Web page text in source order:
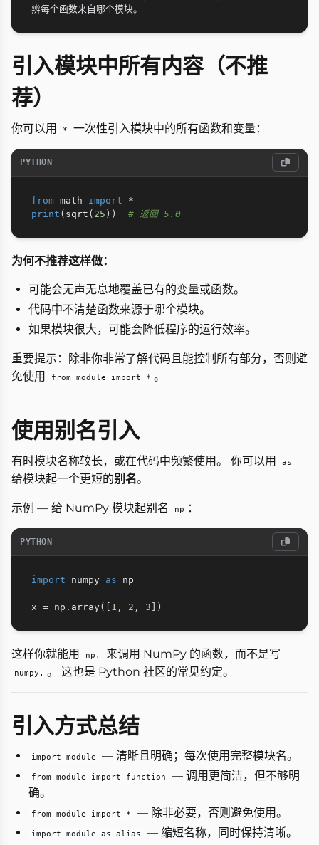
引入模块中所有内容（不推
荐）
你可以用 * 一次性引入模块中的所有函数和变量：
PYTHON
from math import
*
print ( sqrt ( 25 ) ) # 返回 5.0
为何不推荐这样做：
可能会无声无息地覆盖已有的变量或函数。
代码中不清楚函数来源于哪个模块。
如果模块很大，可能会降低程序的运行效率。
重要提示：除非你非常了解代码且能控制所有部分，否则避
免使用
from module import * 。
使用别名引入
有时模块名称较长，或在代码中频繁使用。 你可以用 as
给模块起一个更短的别名。
示例 — 给 NumPy 模块起别名 np ：
PYTHON
import numpy as np
x = np . array( 1 , 2 , 3 )
这样你就能用 np. 来调用 NumPy 的函数，而不是写
numpy. 。 这也是 Python 社区的常见约定。
引入方式总结
import module — 清晰且明确；每次使用完整模块名。
from module import function
— 调用更简洁，但不够明
确。
from module import * — 除非必要，否则避免使用。
import module as alias — 缩短名称，同时保持清晰。